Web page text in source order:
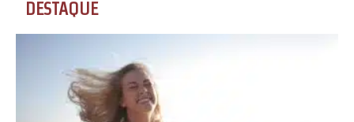
DESTAQUE